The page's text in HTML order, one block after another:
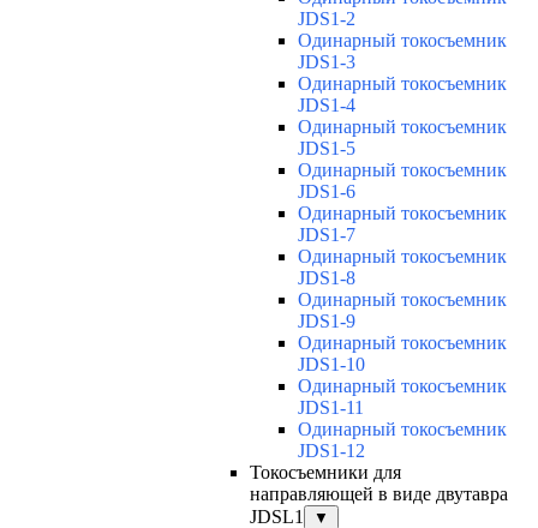
JDS1-2
Одинарный токосъемник
JDS1-3
Одинарный токосъемник
JDS1-4
Одинарный токосъемник
JDS1-5
Одинарный токосъемник
JDS1-6
Одинарный токосъемник
JDS1-7
Одинарный токосъемник
JDS1-8
Одинарный токосъемник
JDS1-9
Одинарный токосъемник
JDS1-10
Одинарный токосъемник
JDS1-11
Одинарный токосъемник
JDS1-12
Токосъемники для
направляющей в виде двутавра
JDSL1
▼